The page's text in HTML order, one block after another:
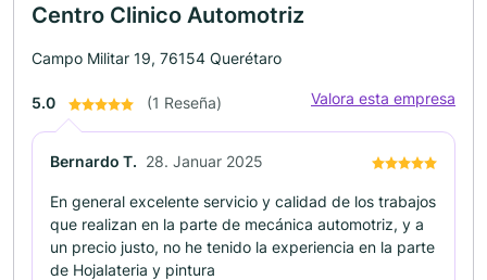
Centro Clinico Automotriz
Campo Militar 19, 76154 Querétaro
5.0 (1 Reseña) Valora esta empresa
Bernardo T. 28. Januar 2025
En general excelente servicio y calidad de los trabajos
que realizan en la parte de mecánica automotriz, y a
un precio justo, no he tenido la experiencia en la parte
de Hojalateria y pintura